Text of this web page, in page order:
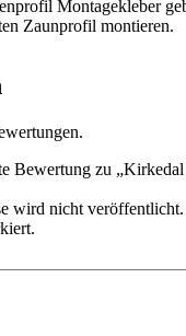
Montagekleber
Zaunprofil montieren.
Bewertung zu
wird nicht veröffentlicht.